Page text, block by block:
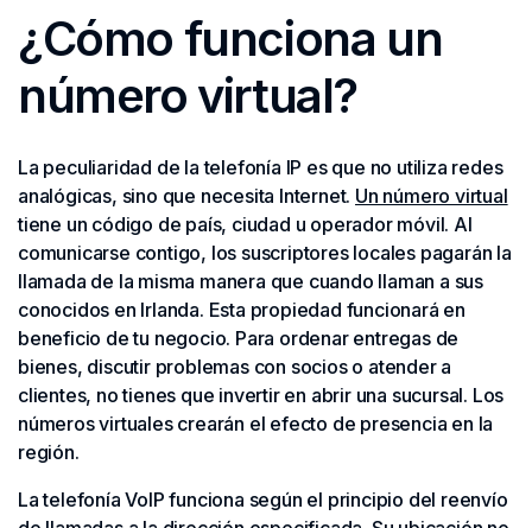
¿Cómo funciona un
número virtual?
La peculiaridad de la telefonía IP es que no utiliza redes
analógicas, sino que necesita Internet. Un número virtual
tiene un código de país, ciudad u operador móvil. Al
comunicarse contigo, los suscriptores locales pagarán la
llamada de la misma manera que cuando llaman a sus
conocidos en Irlanda. Esta propiedad funcionará en
beneficio de tu negocio. Para ordenar entregas de
bienes, discutir problemas con socios o atender a
clientes, no tienes que invertir en abrir una sucursal. Los
números virtuales crearán el efecto de presencia en la
región.
La telefonía VoIP funciona según el principio del reenvío